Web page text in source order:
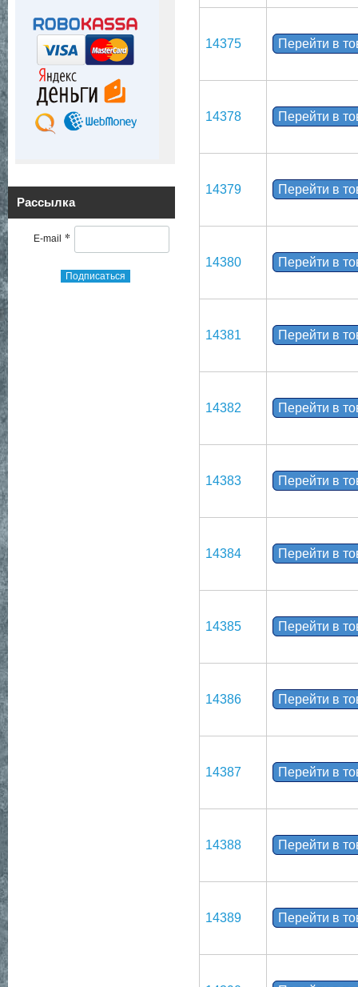
Рассылка
E-mail *
Подписаться
14375 Перейти в
14378 Перейти в
14379 Перейти в
14380 Перейти в
14381 Перейти в
14382 Перейти в
14383 Перейти в
14384 Перейти в
14385 Перейти в
14386 Перейти в
14387 Перейти в
14388 Перейти в
14389 Перейти в